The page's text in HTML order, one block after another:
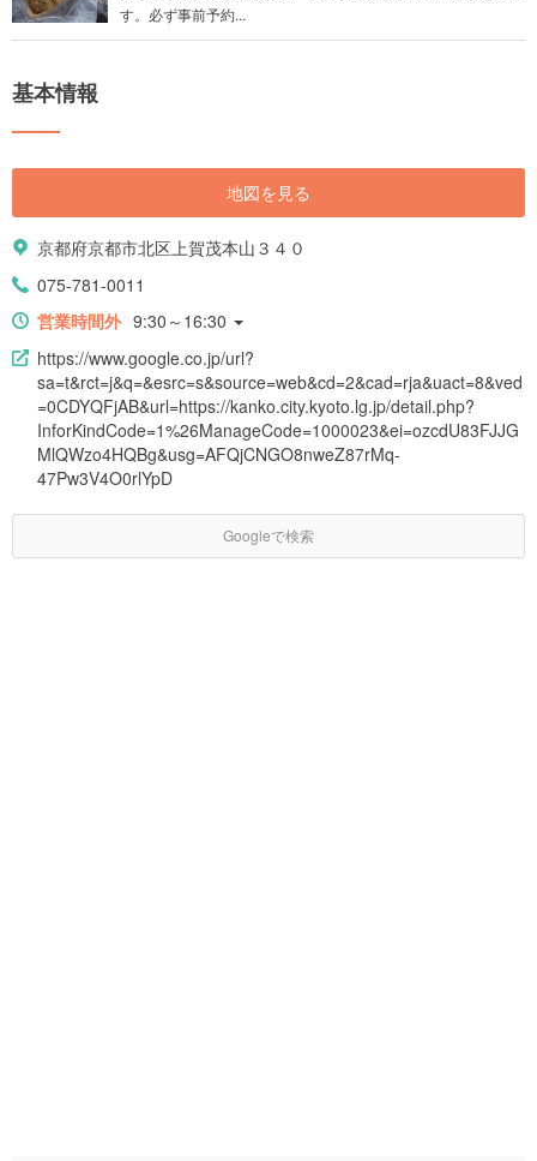
す。必ず事前予約...
基本情報
地図を見る
京都府京都市北区上賀茂本山３４０
075-781-0011
営業時間外 9:30～16:30
https://www.google.co.jp/url?
sa=t&rct=j&q=&esrc=s&source=web&cd=2&cad=rja&uact=8&ved
=0CDYQFjAB&url=https://kanko.city.kyoto.lg.jp/detail.php?
InforKindCode=1%26ManageCode=1000023&ei=ozcdU83FJJG
MlQWzo4HQBg&usg=AFQjCNGO8nweZ87rMq-
47Pw3V4O0rlYpD
Googleで検索